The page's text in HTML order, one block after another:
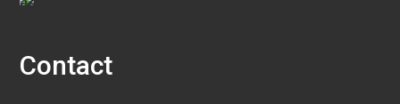
Contact